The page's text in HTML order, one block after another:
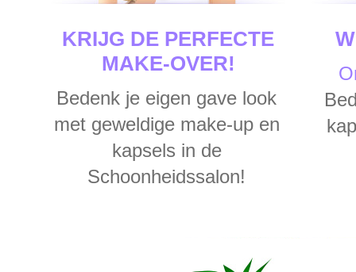
KRIJG DE PERFECTE
MAKE-OVER!
Bedenk je eigen gave look
met geweldige make-up en
kapsels in de
Schoonheidssalon!